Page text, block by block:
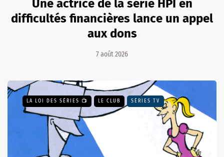
Une actrice de la série HPI en
difficultés financières lance un appel
aux dons
7 août 2026
LA LOI DES SÉRIES 📺 LE CLUB SÉRIES TV